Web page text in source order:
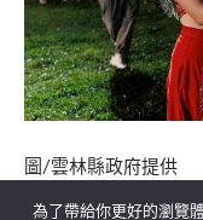
圖/雲林縣政府提供
為了帶給你更好的瀏覽